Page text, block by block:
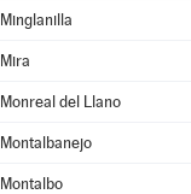
Minglanilla
Mira
Monreal del Llano
Montalbanejo
Montalbo